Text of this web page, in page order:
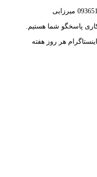
هر روز هفته